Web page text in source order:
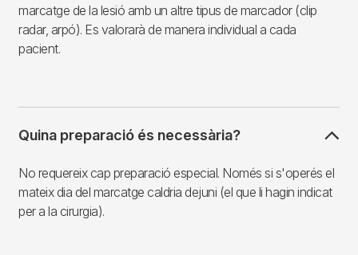
marcatge de la lesió amb un altre tipus de marcador (clip
radar, arpó). Es valorarà de manera individual a cada
pacient.
Quina preparació és necessària?
No requereix cap preparació especial. Només si s'operés el
mateix dia del marcatge caldria dejuni (el que li hagin indicat
per a la cirurgia).